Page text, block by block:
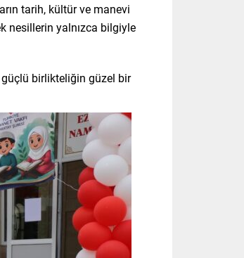
tarih, kültür ve manevi
nesillerin yalnızca bilgiyle
birlikteliğin güzel bir